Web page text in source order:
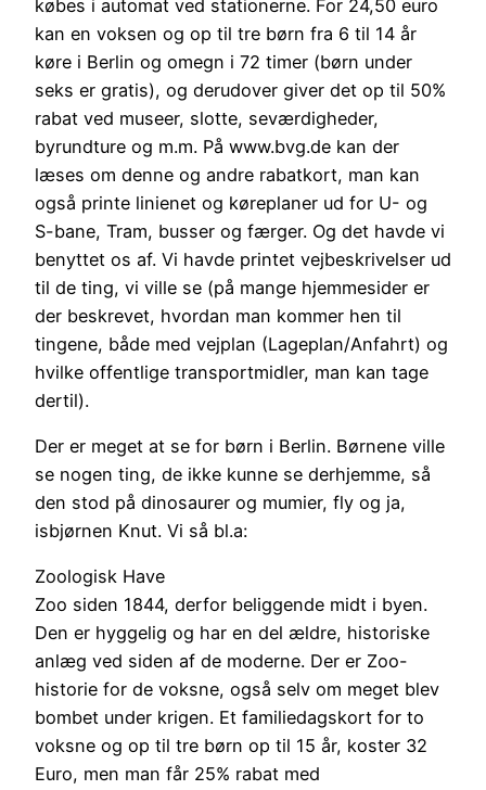
købes i automat ved stationerne. For 24,50 euro
kan en voksen og op til tre børn fra 6 til 14 år
køre i Berlin og omegn i 72 timer (børn under
seks er gratis), og derudover giver det op til 50%
rabat ved museer, slotte, seværdigheder,
byrundture og m.m. På www.bvg.de kan der
læses om denne og andre rabatkort, man kan
også printe linienet og køreplaner ud for U- og
S-bane, Tram, busser og færger. Og det havde vi
benyttet os af. Vi havde printet vejbeskrivelser ud
til de ting, vi ville se (på mange hjemmesider er
der beskrevet, hvordan man kommer hen til
tingene, både med vejplan (Lageplan/Anfahrt) og
hvilke offentlige transportmidler, man kan tage
dertil).
Der er meget at se for børn i Berlin. Børnene ville
se nogen ting, de ikke kunne se derhjemme, så
den stod på dinosaurer og mumier, fly og ja,
isbjørnen Knut. Vi så bl.a:
Zoologisk Have
Zoo siden 1844, derfor beliggende midt i byen.
Den er hyggelig og har en del ældre, historiske
anlæg ved siden af de moderne. Der er Zoo-
historie for de voksne, også selv om meget blev
bombet under krigen. Et familiedagskort for to
voksne og op til tre børn op til 15 år, koster 32
Euro, men man får 25% rabat med